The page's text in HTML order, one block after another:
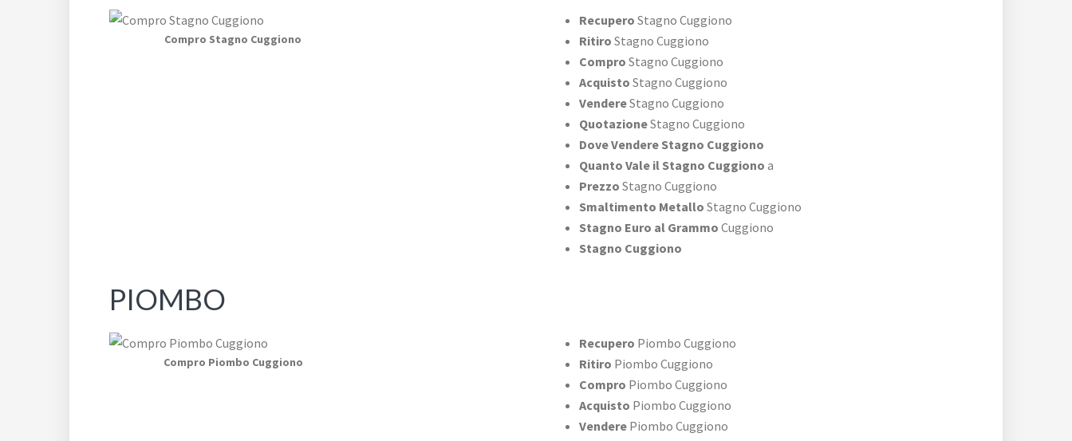
Compro Stagno Cuggiono
Recupero Stagno Cuggiono
Ritiro Stagno Cuggiono
Compro Stagno Cuggiono
Acquisto Stagno Cuggiono
VendereStagno Cuggiono
QuotazioneStagno Cuggiono
Dove Vendere Stagno Cuggiono
Quanto Vale il Stagno Cuggiono a
Prezzo Stagno Cuggiono
Smaltimento Metallo Stagno Cuggiono
Stagno Euro al Grammo Cuggiono
Stagno Cuggiono
PIOMBO
Compro Piombo Cuggiono
Recupero Piombo Cuggiono
Ritiro Piombo Cuggiono
Compro Piombo Cuggiono
Acquisto Piombo Cuggiono
VenderePiombo Cuggiono